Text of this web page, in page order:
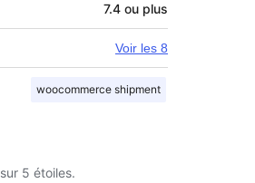
7.4 ou plus
Voir les 8
woocommerce shipment
sur 5 étoiles.